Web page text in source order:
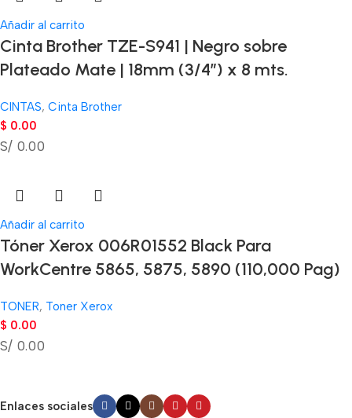
Añadir al carrito
Cinta Brother TZE-S941 | Negro sobre
Plateado Mate | 18mm (3/4″) x 8 mts.
CINTAS, Cinta Brother
$ 0.00
S/ 0.00
Añadir al carrito
Tóner Xerox 006R01552 Black Para
WorkCentre 5865, 5875, 5890 (110,000 Pag)
TONER, Toner Xerox
$ 0.00
S/ 0.00
Enlaces sociales